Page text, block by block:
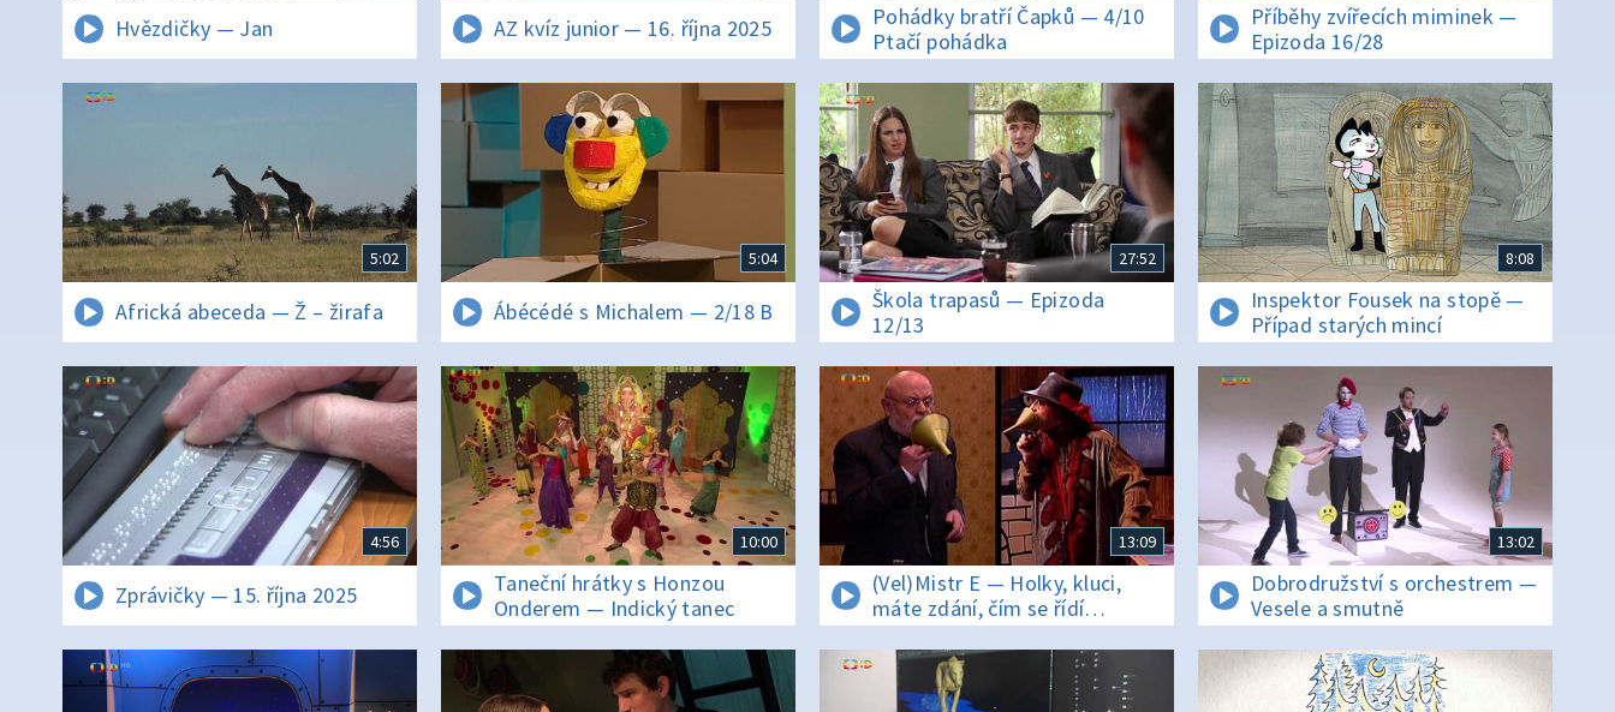
Hvězdičky — Jan AZ kvíz junior — 16. října 2025
Pohádky bratří Čapků — 4/10
Ptačí pohádka
Příběhy zvířecích miminek —
Epizoda 16/28
5:02
Africká abeceda — Ž – žirafa
5:04
Ábécédé s Michalem — 2/18 B
27:52
Škola trapasů — Epizoda
12/13
8:08
Inspektor Fousek na stopě —
Případ starých mincí
4:56
Zprávičky — 15. října 2025
10:00
Taneční hrátky s Honzou
Onderem — Indický tanec
13:09
(Vel)Mistr E — Holky, kluci,
máte zdání, čím se řídí
půjčování?
13:02
Dobrodružství s orchestrem —
Vesele a smutně